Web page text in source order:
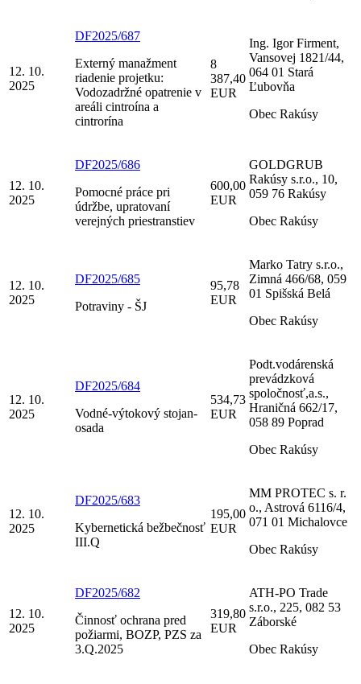
12. 10.
2025
DF2025/687
Externý manažment
riadenie projetku:
Vodozadržné opatrenie v
areáli cintroína a
cintrorína
8
387,40
EUR
Ing. Igor Firment,
Vansovej 1821/44,
064 01 Stará
Ľubovňa
Obec Rakúsy
12. 10.
2025
DF2025/686
Pomocné práce pri
údržbe, upratovaní
verejných priestranstiev
600,00
EUR
GOLDGRUB
Rakúsy s.r.o., 10,
059 76 Rakúsy
Obec Rakúsy
12. 10.
2025
DF2025/685
Potraviny - ŠJ
95,78
EUR
Marko Tatry s.r.o.,
Zimná 466/68, 059
01 Spišská Belá
Obec Rakúsy
12. 10.
2025
DF2025/684
Vodné-výtokový stojan-
osada
534,73
EUR
Podt.vodárenská
prevádzková
spoločnosť,a.s.,
Hraničná 662/17,
058 89 Poprad
Obec Rakúsy
12. 10.
2025
DF2025/683
Kybernetická bežbečnosť
III.Q
195,00
EUR
MM PROTEC s. r.
o., Astrová 6116/4,
071 01 Michalovce
Obec Rakúsy
12. 10.
2025
DF2025/682
Činnosť ochrana pred
požiarmi, BOZP, PZS za
3.Q.2025
319,80
EUR
ATH-PO Trade
s.r.o., 225, 082 53
Záborské
Obec Rakúsy